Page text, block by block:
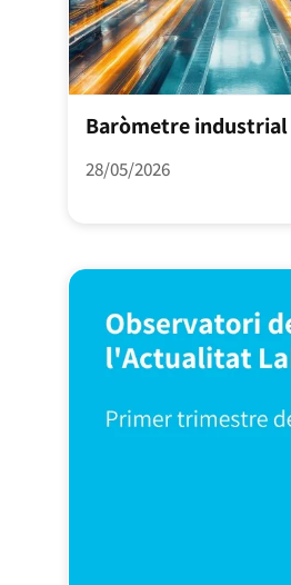
Baròmetre industrial
28/05/2026